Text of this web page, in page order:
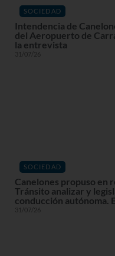
SOCIEDAD
Intendencia de
del Aeropuerto de
la entrevista
31/07/26
SOCIEDAD
Canelones propuso en
Tránsito analizar y
conducción autónoma.
31/07/26